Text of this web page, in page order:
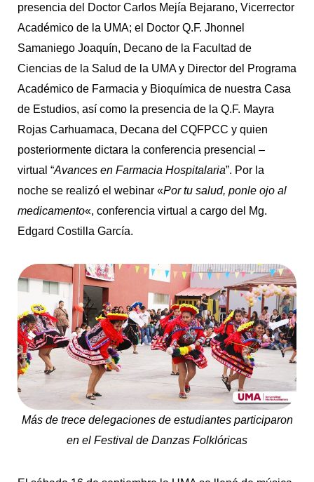
presencia del Doctor Carlos Mejía Bejarano, Vicerrector
Académico de la UMA; el Doctor Q.F. Jhonnel
Samaniego Joaquín, Decano de la Facultad de
Ciencias de la Salud de la UMA y Director del Programa
Académico de Farmacia y Bioquímica de nuestra Casa
de Estudios, así como la presencia de la Q.F. Mayra
Rojas Carhuamaca, Decana del CQFPCC y quien
posteriormente dictara la conferencia presencial –
virtual “Avances en Farmacia Hospitalaria”. Por la
noche se realizó el webinar «Por tu salud, ponle ojo al
medicamento«, conferencia virtual a cargo del Mg.
Edgard Costilla García.
Más de trece delegaciones de estudiantes participaron
en el Festival de Danzas Folklóricas